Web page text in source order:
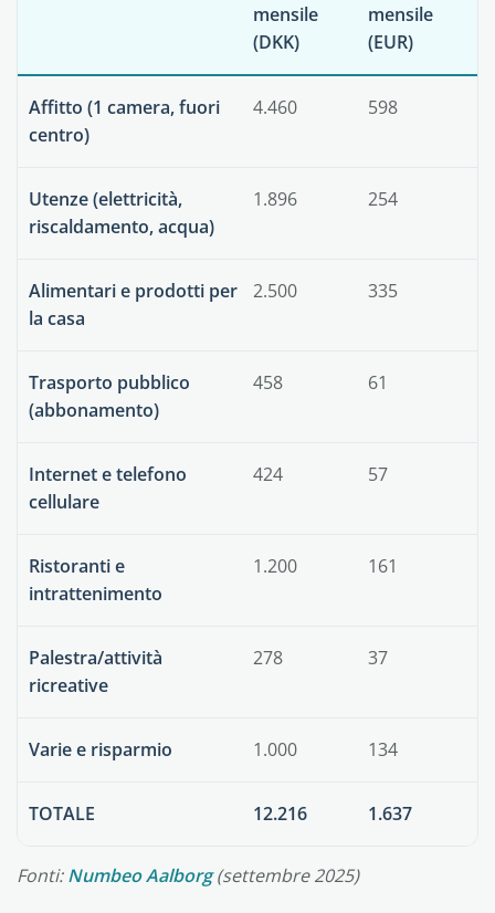
mensile
(DKK)
mensile
(EUR)
Affitto (1 camera, fuori
centro)
4.460 598
Utenze (elettricità,
riscaldamento, acqua)
1.896 254
Alimentari e prodotti per
la casa
2.500 335
Trasporto pubblico
(abbonamento)
458 61
Internet e telefono
cellulare
424 57
Ristoranti e
intrattenimento
1.200 161
Palestra/attività
ricreative
278 37
Varie e risparmio 1.000 134
TOTALE 12.216 1.637
Fonti:Numbeo Aalborg(settembre 2025)